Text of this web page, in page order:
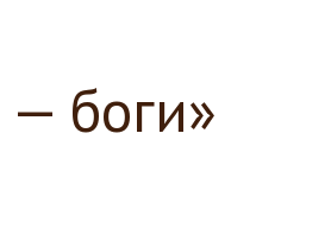
боги»